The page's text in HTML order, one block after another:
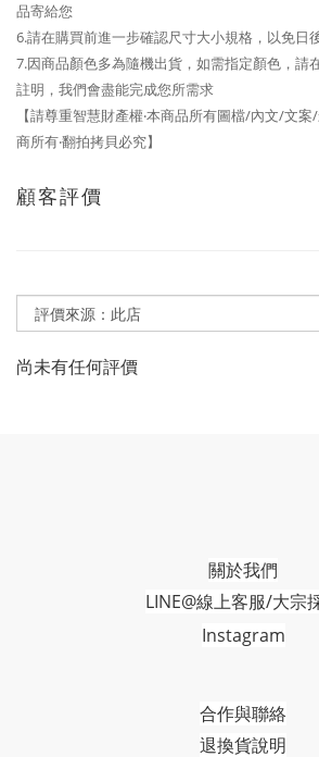
品寄給您
6.請在購買前進一步確認尺寸大小規格，以免日
7.因商品顏色多為隨機出貨，如需指定顏色，請
註明，我們會盡能完成您所需求
【請尊重智慧財產權‧本商品所有圖檔/內文/文
商所有‧翻拍拷貝必究】
顧客評價
尚未有任何評價
關於我們
LINE@線上客服/大宗
Instagram
合作與聯絡
退換貨說明